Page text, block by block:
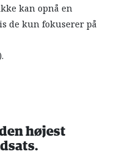
kan opnå en
de kun fokuserer på
højest